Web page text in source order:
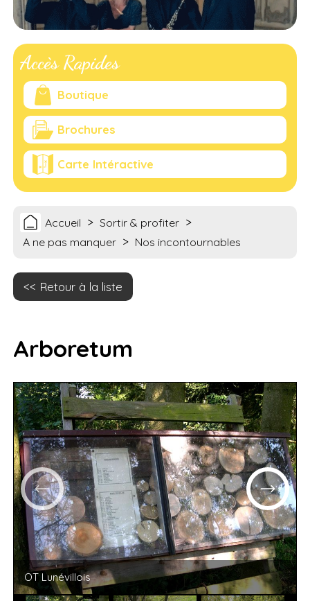
Accès Rapides
Boutique
Brochures
Carte Intéractive
Accueil > Sortir & profiter >
A ne pas manquer > Nos incontournables
Retour à la liste
Arboretum
OT Lunévillois